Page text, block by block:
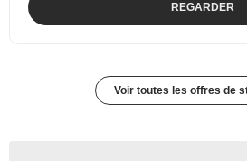
REGARDER
Voir toutes les offres de